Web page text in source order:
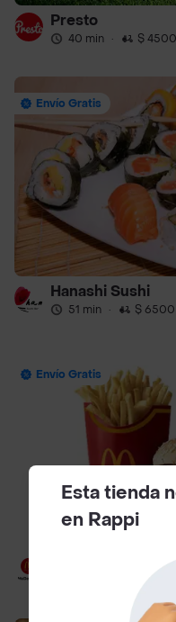
Presto
40 min · $ 4500
Envío Gratis
Hanashi Sushi
51 min · $ 6500
Envío Gratis
$ 3500
Esta tienda
en Rappi